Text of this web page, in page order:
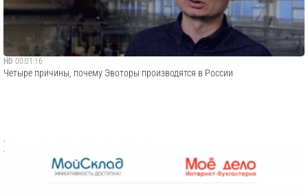
HD 00:01:16
Четыре причины, почему Эвоторы производятся в России